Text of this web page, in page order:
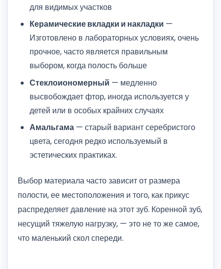
для видимых участков
Керамические вкладки и накладки —
Изготовлено в лабораторных условиях, очень
прочное, часто является правильным
выбором, когда полость больше
Стеклоиономерный — медленно
высвобождает фтор, иногда используется у
детей или в особых крайних случаях
Амальгама — старый вариант серебристого
цвета, сегодня редко используемый в
эстетических практиках.
Выбор материала часто зависит от размера
полости, ее местоположения и того, как прикус
распределяет давление на этот зуб. Коренной зуб,
несущий тяжелую нагрузку, — это не то же самое,
что маленький скол спереди.